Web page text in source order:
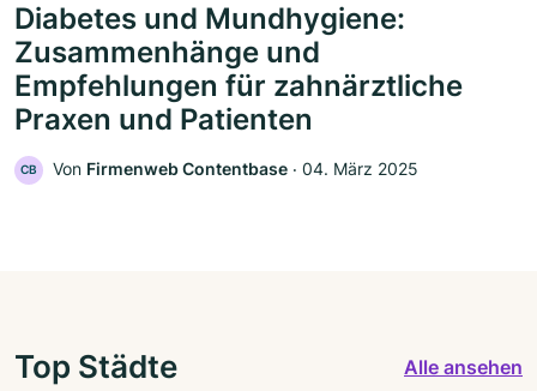
Diabetes und Mundhygiene:
Zusammenhänge und
Empfehlungen für zahnärztliche
Praxen und Patienten
CB Von Firmenweb Contentbase ‧ 04. März 2025
Top Städte Alle ansehen